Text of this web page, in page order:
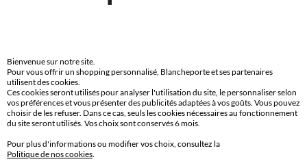
Soutien-gorge avec armatures
Payez plus tard ou en plusieurs fois
Bienvenue sur notre site.
Pour vous offrir un shopping personnalisé, Blancheporte et ses partenaires
utilisent des cookies.
Ces cookies seront utilisés pour analyser l'utilisation du site, le personnaliser selon
vos préférences et vous présenter des publicités adaptées à vos goûts. Vous pouvez
choisir de les refuser. Dans ce cas, seuls les cookies nécessaires au fonctionnement
du site seront utilisés. Vos choix sont conservés 6 mois.
Pour plus d'informations ou modifier vos choix, consultez la
Politique de nos cookies